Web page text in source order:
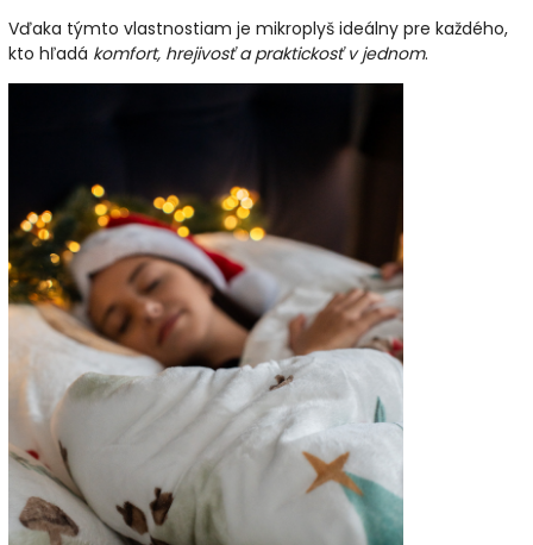
Vďaka týmto vlastnostiam je mikroplyš ideálny pre každého,
kto hľadá komfort, hrejivosť a praktickosť v jednom.